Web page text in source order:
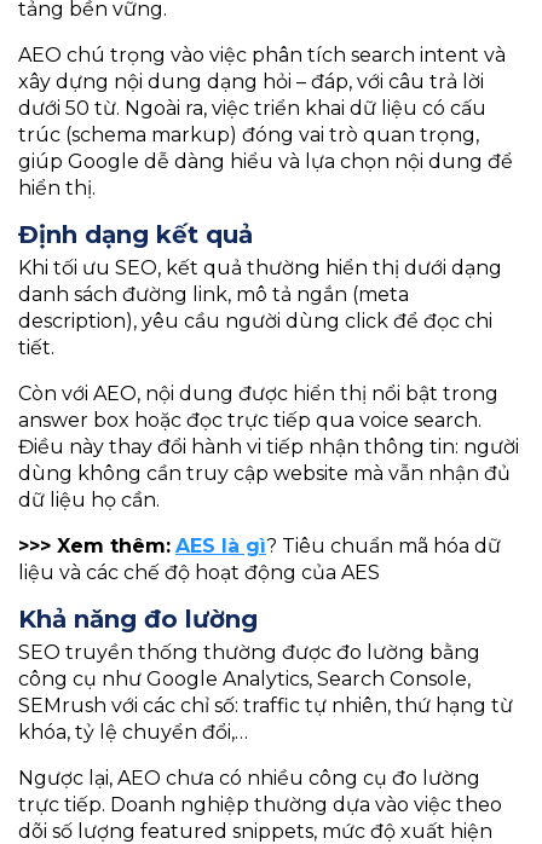
tảng bền vững.
AEO chú trọng vào việc phân tích search intent và
xây dựng nội dung dạng hỏi – đáp, với câu trả lời
dưới 50 từ. Ngoài ra, việc triển khai dữ liệu có cấu
trúc (schema markup) đóng vai trò quan trọng,
giúp Google dễ dàng hiểu và lựa chọn nội dung để
hiển thị.
Định dạng kết quả
Khi tối ưu SEO, kết quả thường hiển thị dưới dạng
danh sách đường link, mô tả ngắn (meta
description), yêu cầu người dùng click để đọc chi
tiết.
Còn với AEO, nội dung được hiển thị nổi bật trong
answer box hoặc đọc trực tiếp qua voice search.
Điều này thay đổi hành vi tiếp nhận thông tin: người
dùng không cần truy cập website mà vẫn nhận đủ
dữ liệu họ cần.
>>> Xem thêm: AES là gì? Tiêu chuẩn mã hóa dữ
liệu và các chế độ hoạt động của AES
Khả năng đo lường
SEO truyền thống thường được đo lường bằng
công cụ như Google Analytics, Search Console,
SEMrush với các chỉ số: traffic tự nhiên, thứ hạng từ
khóa, tỷ lệ chuyển đổi,…
Ngược lại, AEO chưa có nhiều công cụ đo lường
trực tiếp. Doanh nghiệp thường dựa vào việc theo
dõi số lượng featured snippets, mức độ xuất hiện